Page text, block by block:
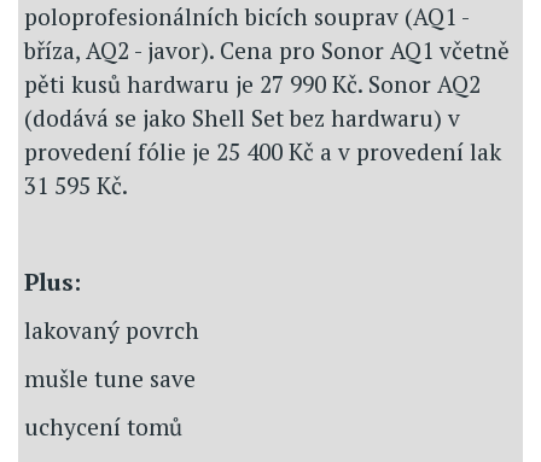
poloprofesionálních bicích souprav (AQ1 -
bříza, AQ2 - javor). Cena pro Sonor AQ1 včetně
pěti kusů hardwaru je 27 990 Kč. Sonor AQ2
(dodává se jako Shell Set bez hardwaru) v
provedení fólie je 25 400 Kč a v provedení lak
31 595 Kč.
Plus:
lakovaný povrch
mušle tune save
uchycení tomů